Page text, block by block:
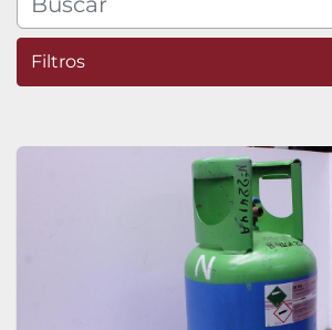
Filtros